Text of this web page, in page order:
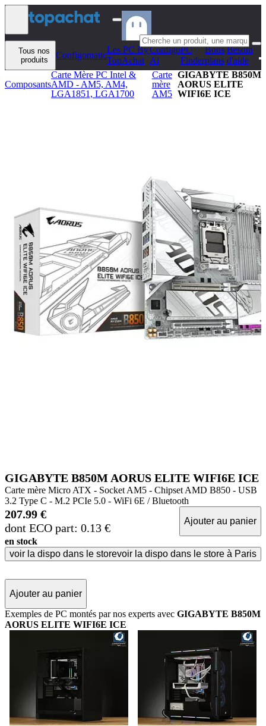
Aller au contenu
Tous nos
produits
Configomatic
Les PC By
TopAchat
Configo
Ai
PC
Finder
Bons
plans
Besoin
d'aide
Composants
Carte Mère PC Intel &
AMD - AM5, AM4,
LGA1851, LGA1700
Carte
mère
AM5
GIGABYTE B850M
AORUS ELITE
WIFI6E ICE
GIGABYTE B850M AORUS ELITE WIFI6E ICE
Carte mère Micro ATX - Socket AM5 - Chipset AMD B850 - USB
3.2 Type C - M.2 PCIe 5.0 - WiFi 6E / Bluetooth
207.99 €
dont ECO part: 0.13 €
Ajouter au panier
en stock
voir la dispo dans le storevoir la dispo dans le store à Paris
Ajouter au panier
Exemples de PC montés par nos experts avec GIGABYTE B850M
AORUS ELITE WIFI6E ICE